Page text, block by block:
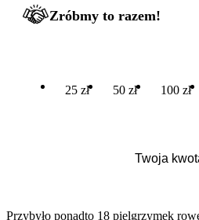
Zróbmy to razem!
25 zł 50 zł 100 zł
Przybyło ponadto 18 pielgrzymek